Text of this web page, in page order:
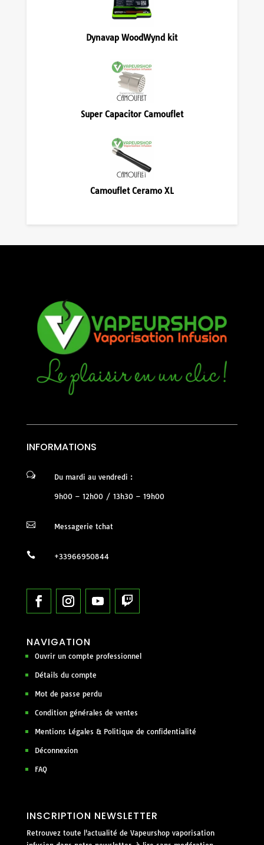
Dynavap WoodWynd kit
Super Capacitor Camouflet
Camouflet Ceramo XL
INFORMATIONS
w Du mardi au vendredi :
9h00 – 12h00 / 13h30 – 19h00
 Messagerie tchat
 +33966950844
NAVIGATION
Ouvrir un compte professionnel
Détails du compte
Mot de passe perdu
Condition générales de ventes
Mentions Légales & Politique de confidentialité
Déconnexion
FAQ
INSCRIPTION NEWSLETTER
Retrouvez toute l'actualité de Vapeurshop vaporisation